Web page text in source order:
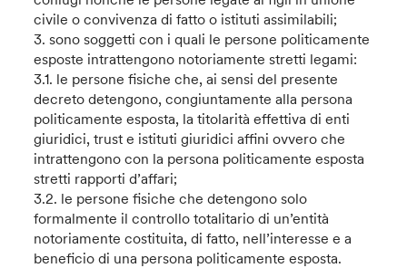
civile o convivenza di fatto o istituti assimilabili;
3. sono soggetti con i quali le persone politicamente
esposte intrattengono notoriamente stretti legami:
3.1. le persone fisiche che, ai sensi del presente
decreto detengono, congiuntamente alla persona
politicamente esposta, la titolarità effettiva di enti
giuridici, trust e istituti giuridici affini ovvero che
intrattengono con la persona politicamente esposta
stretti rapporti d’affari;
3.2. le persone fisiche che detengono solo
formalmente il controllo totalitario di un’entità
notoriamente costituita, di fatto, nell’interesse e a
beneficio di una persona politicamente esposta.